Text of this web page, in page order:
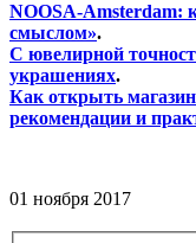
NOOSA-Amsterdam:
смыслом».
С ювелирной
украшениях.
Как открыть
рекомендации и
01 ноября 2017